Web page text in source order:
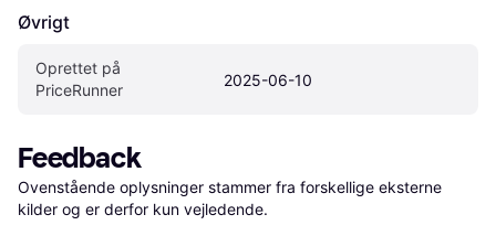
Øvrigt
Oprettet på
PriceRunner
2025-06-10
Feedback
Ovenstående oplysninger stammer fra forskellige eksterne
kilder og er derfor kun vejledende.